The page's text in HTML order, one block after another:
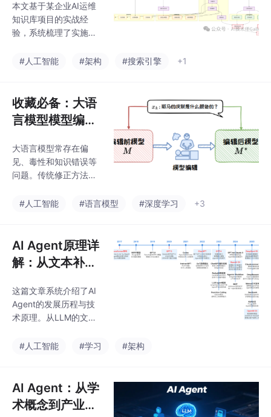
检索（Retrieval）等关
键功能的即插即用，大
幅降低了复杂AI系统的
高"式的设计理念，使开
规避策略
本文基于某企业AI运维
知识库项目的实战经
验，系统梳理了实施过
战与解决方案。这些来
能知识库的企业提供实
践参考，助力实现知识
资产的高效管理和服务
#人工智能 #架构 #搜索引擎 +1
收藏必备：大语
言模型模型编辑
不再说错话
大语言模型常存在偏
见、毒性和知识错误等
问题。传统修正方法如
成本高、效率低或影响
模型参数，可精准修正
错误、补充新知识，同
时保持原有性能。该方
部修改法，需满足准确
性、泛化性、可迁移
性、局部性和高效性等
型的快速精准修正提供
#人工智能 #语言模型 #深度学习 +3
AI Agent原理详
解：从文本补全
术演进
这篇文章系统介绍了AI
Agent的发展历程与技
术原理。从LLM的文本
unction Call和MCP协
ReAct框架如何实现智
能体的思考决策过程。
文章探讨了Workflow、
#人工智能 #学习 #架构
AI Agent：从学
术概念到产业应